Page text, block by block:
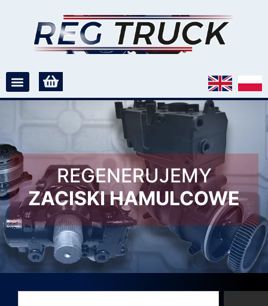
REGENERUJEMY
ZACISKI HAMULCOWE